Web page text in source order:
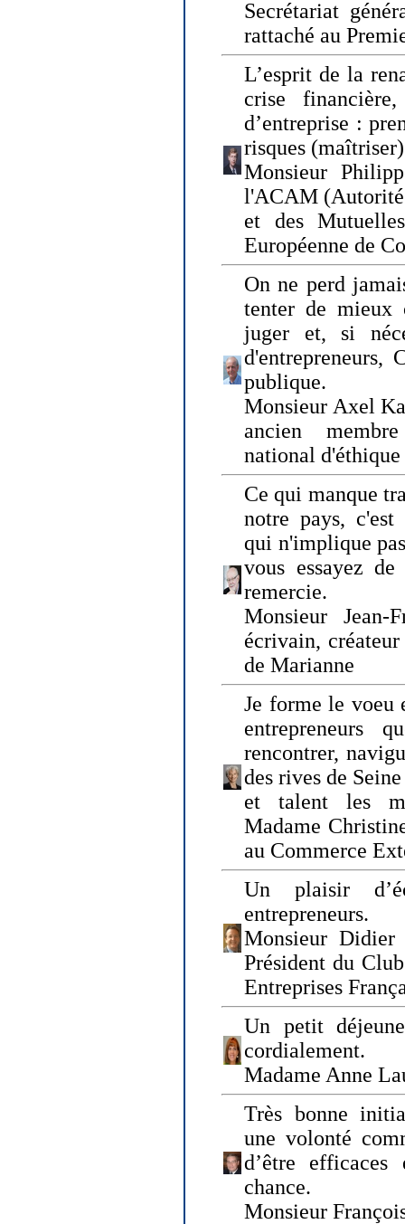
Secrétariat
rattaché au
L’esprit de la
crise
d’entreprise :
risques
Monsieur
l'ACAM (Autorité
et des
Européenne de
On ne perd
tenter de mieux
juger et, si
d'entrepreneurs,
publique.
Monsieur Axel
ancien
national d'éthique
Ce qui manque
notre pays,
qui n'implique
vous essayez
remercie.
Monsieur Jean-
écrivain,
de Marianne
Je forme le voeu
entrepreneurs
rencontrer,
des rives de
et talent les
Madame
au Commerce
Un plaisir
entrepreneurs.
Monsieur
Président du
Entreprises
Un petit
cordialement.
Madame Anne
Très bonne
une volonté
d’être
chance.
Monsieur